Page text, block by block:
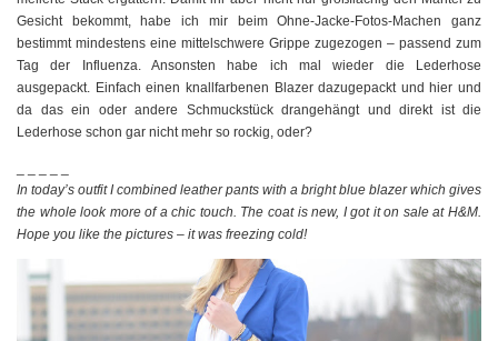
Gesicht bekommt, habe ich mir beim Ohne-Jacke-Fotos-Machen ganz
bestimmt mindestens eine mittelschwere Grippe zugezogen – passend zum
Tag der Influenza. Ansonsten habe ich mal wieder die Lederhose
ausgepackt. Einfach einen knallfarbenen Blazer dazugepackt und hier und
da das ein oder andere Schmuckstück drangehängt und direkt ist die
Lederhose schon gar nicht mehr so rockig, oder?
In today’s outfit I combined leather pants with a bright blue blazer which gives
the whole look more of a chic touch. The coat is new, I got it on sale at H&M.
Hope you like the pictures – it was freezing cold!